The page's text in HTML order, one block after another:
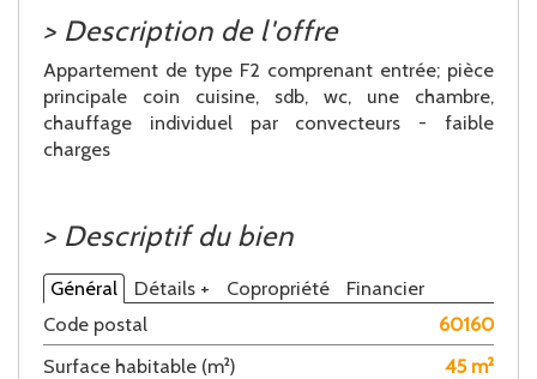
> Description de l'offre
Appartement de type F2 comprenant entrée; pièce
principale coin cuisine, sdb, wc, une chambre,
chauffage individuel par convecteurs - faible
charges
> Descriptif du bien
Général Détails + Copropriété
Financier
Code postal
60160
Surface habitable (m²)
45 m²